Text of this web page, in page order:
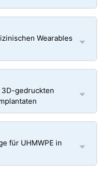
Wearables
3D-gedruckten
für UHMWPE in